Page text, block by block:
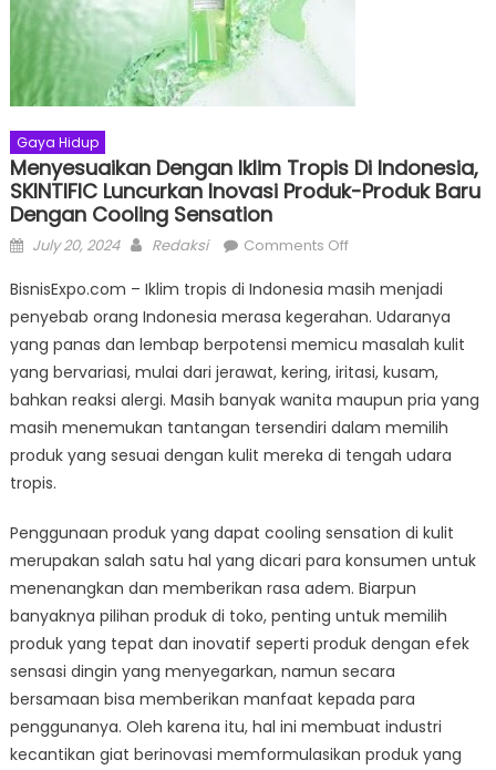
Gaya Hidup
Menyesuaikan Dengan Iklim Tropis Di Indonesia,
SKINTIFIC Luncurkan Inovasi Produk-Produk Baru
Dengan Cooling Sensation
Posted
July 20, 2024 Author
Redaksi Comments Offon
dengan
Iklim
Tropis
di
Indonesia,
SKINTIFIC
Luncurkan
Inovasi
Produk
Baru
Cooling
Sensation
BisnisExpo.com – Iklim tropis di Indonesia masih menjadi
penyebab orang Indonesia merasa kegerahan. Udaranya
yang panas dan lembap berpotensi memicu masalah kulit
yang bervariasi, mulai dari jerawat, kering, iritasi, kusam,
bahkan reaksi alergi. Masih banyak wanita maupun pria yang
masih menemukan tantangan tersendiri dalam memilih
produk yang sesuai dengan kulit mereka di tengah udara
tropis.
Penggunaan produk yang dapat cooling sensation di kulit
merupakan salah satu hal yang dicari para konsumen untuk
menenangkan dan memberikan rasa adem. Biarpun
banyaknya pilihan produk di toko, penting untuk memilih
produk yang tepat dan inovatif seperti produk dengan efek
sensasi dingin yang menyegarkan, namun secara
bersamaan bisa memberikan manfaat kepada para
penggunanya. Oleh karena itu, hal ini membuat industri
kecantikan giat berinovasi memformulasikan produk yang